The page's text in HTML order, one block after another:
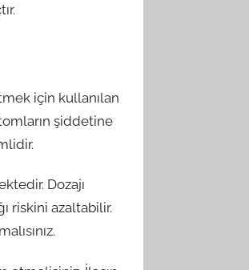
için kullanılan
şiddetine
Dozajı
riskini azaltabilir.